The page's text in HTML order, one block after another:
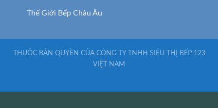
Thế Giới Bếp Châu Âu
THUỘC BẢN QUYỀN CỦA CÔNG TY TNHH SIÊU THỊ BẾP 123
VIỆT NAM